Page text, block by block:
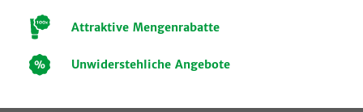
Attraktive Mengenrabatte
Unwiderstehliche Angebote